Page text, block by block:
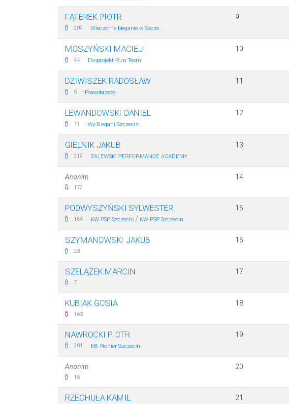
FĄFEREK PIOTR
209 · Wieczorne bieganie w Szcze...
9
MOSZYŃSKI MACIEJ
94 · Ekoprojekt Run Team
10
DZIWISZEK RADOSŁAW
5 · Prawobrzeże
11
LEWANDOWSKI DANIEL
71 · Wy-Biegani Szczecin
12
GIELNIK JAKUB
219 · ZALEWSKI PERFORMANCE ACADEMY
13
Anonim
172
14
PODWYSZYŃSKI SYLWESTER
184 · KW PSP Szczecin / KW PSP Szczecin
15
SZYMANOWSKI JAKUB
23
16
SZELĄŻEK MARCIN
7
17
KUBIAK GOSIA
163
18
NAWROCKI PIOTR
201 · KB Pionier Szczecin
19
Anonim
15
20
RZECHUŁA KAMIL 21